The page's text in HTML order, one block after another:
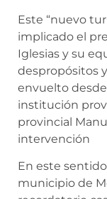
Este “nuevo
implicado el
Iglesias y su
despropósitos
envuelto
institución
provincial
intervención
En este
municipio de